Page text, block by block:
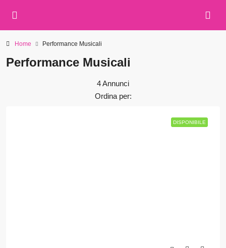
Home Performance Musicali
Performance Musicali
4 Annunci
Ordina per:
DISPONIBILE
DISPONIBILE